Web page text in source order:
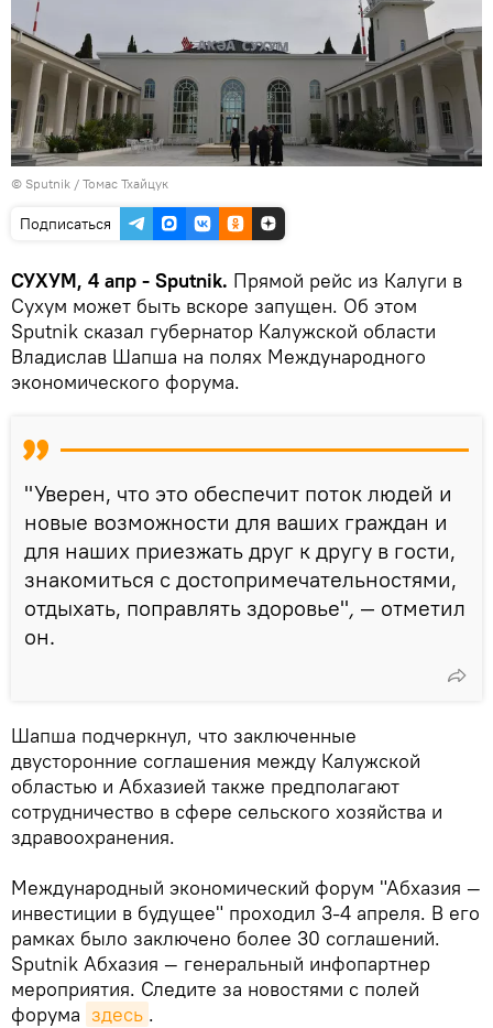
© Sputnik / Томас Тхайцук
Подписаться
СУХУМ, 4 апр - Sputnik. Прямой рейс из Калуги в
Сухум может быть вскоре запущен. Об этом
Sputnik сказал губернатор Калужской области
Владислав Шапша на полях Международного
экономического форума.
"Уверен, что это обеспечит поток людей и
новые возможности для ваших граждан и
для наших приезжать друг к другу в гости,
знакомиться с достопримечательностями,
отдыхать, поправлять здоровье", — отметил
он.
Шапша подчеркнул, что заключенные
двусторонние соглашения между Калужской
областью и Абхазией также предполагают
сотрудничество в сфере сельского хозяйства и
здравоохранения.
Международный экономический форум "Абхазия —
инвестиции в будущее" проходил 3-4 апреля. В его
рамках было заключено более 30 соглашений.
Sputnik Абхазия — генеральный инфопартнер
мероприятия. Следите за новостями с полей
форума здесь .